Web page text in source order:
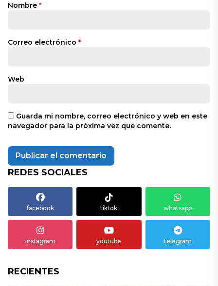
Nombre *
Correo electrónico *
Web
Guarda mi nombre, correo electrónico y web en este
navegador para la próxima vez que comente.
REDES SOCIALES
facebook tiktok whatsapp
instagram youtube telegram
RECIENTES